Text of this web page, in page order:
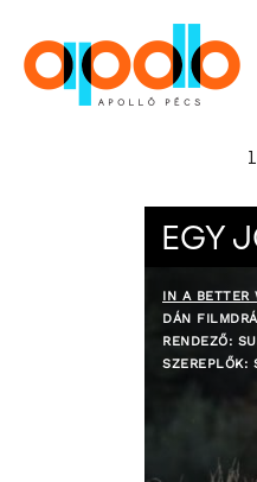
EGY
IN A BETTER
DÁN
RENDEZŐ:
SZEREPLŐK: